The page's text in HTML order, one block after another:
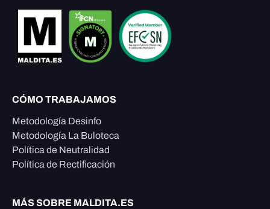
CÓMO TRABAJAMOS
Metodología Desinfo
Metodología La Buloteca
Política de Neutralidad
Política de Rectificación
MÁS SOBRE MALDITA.ES